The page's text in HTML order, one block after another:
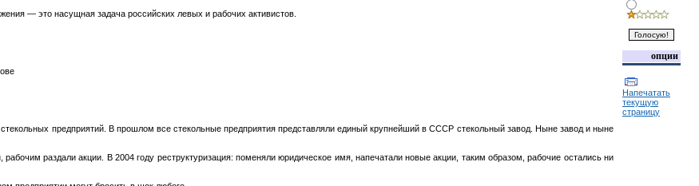
— это насущная задача российских левых и рабочих активистов.
предприятий. В прошлом все стекольные предприятия представляли единый крупнейший в СССР стекольный завод. Ныне завод и ныне
раздали акции. В 2004 году реструктуризация: поменяли юридическое имя, напечатали новые акции, таким образом, рабочие остались ни
опции
Напечатать
текущую
страницу